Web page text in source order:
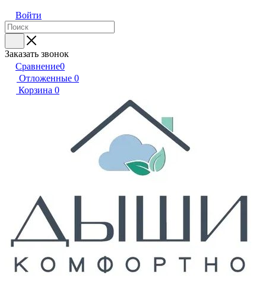
Войти
Заказать звонок
Сравнение0
Отложенные 0
Корзина 0